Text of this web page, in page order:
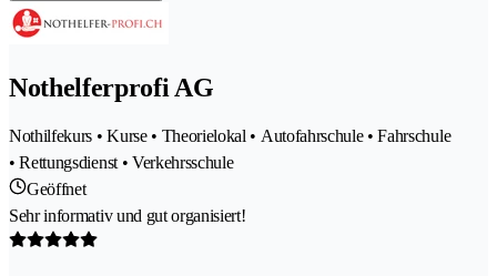
Nothelferprofi AG
Nothilfekurs • Kurse • Theorielokal • Autofahrschule • Fahrschule
• Rettungsdienst • Verkehrsschule
Geöffnet
Sehr informativ und gut organisiert!